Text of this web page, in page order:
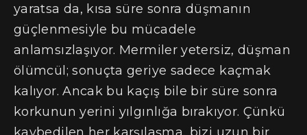
yaratsa da, kısa süre sonra düşmanın
güçlenmesiyle bu mücadele
anlamsızlaşıyor. Mermiler yetersiz, düşman
ölümcül; sonuçta geriye sadece kaçmak
kalıyor. Ancak bu kaçış bile bir süre sonra
korkunun yerini yılgınlığa bırakıyor. Çünkü